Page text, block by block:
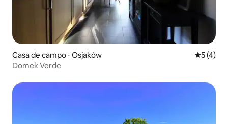
Casa de campo ⋅ Osjaków 5 de
5 (4)
Domek Verde